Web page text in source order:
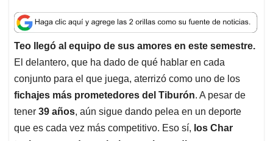
a
t
s
A
p
p
c
e
b
o
o
k
n
k
e
d
I
n
a
i
l
r
e
a
d
s
Teo llegó al equipo de sus amores en este semestre.
El delantero, que ha dado de qué hablar en cada
conjunto para el que juega, aterrizó como uno de los
fichajes más prometedores del Tiburón. A pesar de
tener 39 años, aún sigue dando pelea en un deporte
que es cada vez más competitivo. Eso sí, los Char